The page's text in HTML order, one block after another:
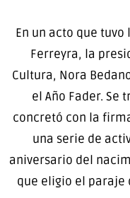
En un acto que tuvo
Ferreyra, la
Cultura, Nora
el Año Fader. Se
concretó con la
una serie de
aniversario del
que eligio el paraje